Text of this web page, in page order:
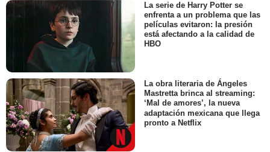
La serie de Harry Potter se
enfrenta a un problema que las
películas evitaron: la presión
está afectando a la calidad de
HBO
La obra literaria de Ángeles
Mastretta brinca al streaming:
‘Mal de amores’, la nueva
adaptación mexicana que llega
pronto a Netflix